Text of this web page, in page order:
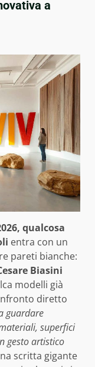
a
qualcosa
entra con un
pareti bianche:
Biasini
modelli già
diretto
guardare
superfici
gesto artistico
scritta gigante